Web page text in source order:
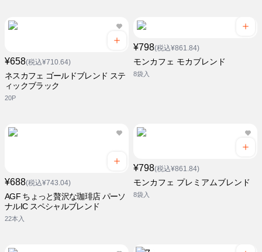
¥658(税込¥710.64)
ネスカフェ ゴールドブレンド ステ
ィックブラック
20P
¥798(税込¥861.84)
モンカフェ モカブレンド
8袋入
¥688(税込¥743.04)
AGF ちょっと贅沢な珈琲店 パーソ
ナルIC スペシャルブレンド
22本入
¥798(税込¥861.84)
モンカフェ プレミアムブレンド
8袋入